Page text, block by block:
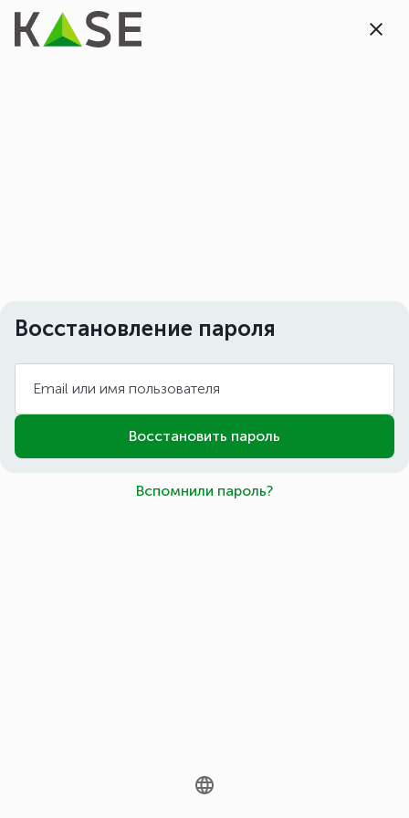
Восстановление пароля
Email или имя пользователя
Восстановить пароль
Вспомнили пароль?